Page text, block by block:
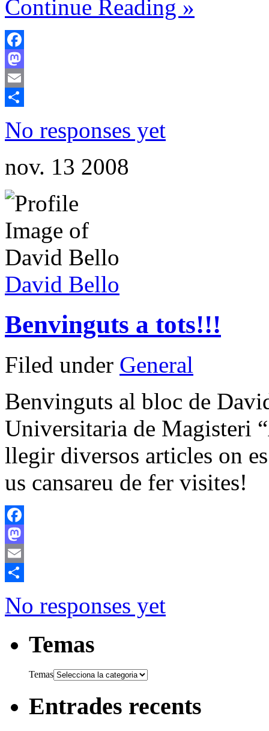
Continue Reading »
Facebook
Mastodon
Email
No responses yet
nov. 13 2008
David Bello
Benvinguts a tots!!!
Filed under General
Benvinguts al bloc de
Universitaria de Magisteri
llegir diversos articles on
us cansareu de fer visites!
Facebook
Mastodon
Email
No responses yet
Temas
Temas
Entrades recents